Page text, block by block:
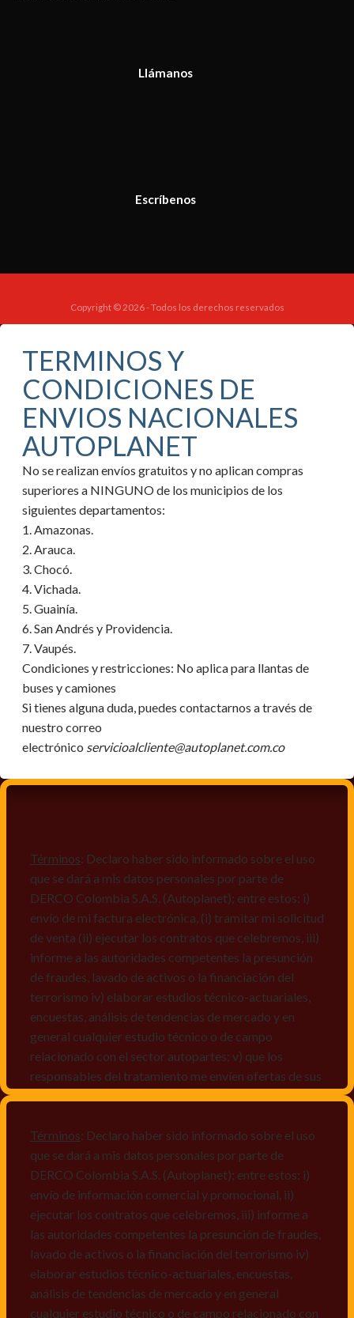
Llámanos
Escríbenos
Copyright © 2026 - Todos los derechos reservados
TERMINOS Y
CONDICIONES DE
ENVIOS NACIONALES
AUTOPLANET
No se realizan envíos gratuitos y no aplican compras
superiores a NINGUNO de los municipios de los
siguientes departamentos:
1. Amazonas.
2. Arauca.
3. Chocó.
4. Vichada.
5. Guainía.
6. San Andrés y Providencia.
7. Vaupés.
Condiciones y restricciones: No aplica para llantas de
buses y camiones
Si tienes alguna duda, puedes contactarnos a través de
nuestro correo
electrónico servicioalcliente@autoplanet.com.co
Términos: Declaro haber sido informado sobre el uso
que se dará a mis datos personales por parte de
DERCO Colombia S.A.S. (Autoplanet); entre estos: i)
envío de mi factura electrónica, (i) tramitar mi solicitud
de venta (ii) ejecutar los contratos que celebremos, iii)
informe a las autoridades competentes la presunción
de fraudes, lavado de activos o la financiación del
terrorismo iv) elaborar estudios técnico-actuariales,
encuestas, análisis de tendencias de mercado y en
general cualquier estudio técnico o de campo
relacionado con el sector autopartes; v) que los
responsables del tratamiento me envíen ofertas de sus
mismos, vi) crear bases de datos de acuerdo a las
características y perfiles de los titulares de Datos
Personales, v) encuestas de satisfacción, vi) reportes
recall.
Declaro que puedo acceder a la política de protección
de datos personales de Derco en la
direcciónwww.autoplanet.com.co, igualmente,
manifiesto que he sido informado sobre mis derechos
a conocer, actualizar, rectificar, suprimir, solicitar
Términos: Declaro haber sido informado sobre el uso
que se dará a mis datos personales por parte de
DERCO Colombia S.A.S. (Autoplanet); entre estos: i)
envío de información comercial y promocional, ii)
ejecutar los contratos que celebremos, iii) informe a
las autoridades competentes la presunción de fraudes,
lavado de activos o la financiación del terrorismo iv)
elaborar estudios técnico-actuariales, encuestas,
análisis de tendencias de mercado y en general
cualquier estudio técnico o de campo relacionado con